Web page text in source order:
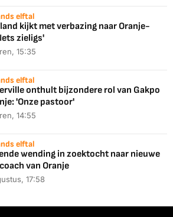
elftal
kijkt met verbazing naar Oranje-
zieligs'
15:35
elftal
onthult bijzondere rol van Gakpo
'Onze pastoor'
14:55
elftal
wending in zoektocht naar nieuwe
van Oranje
17:58